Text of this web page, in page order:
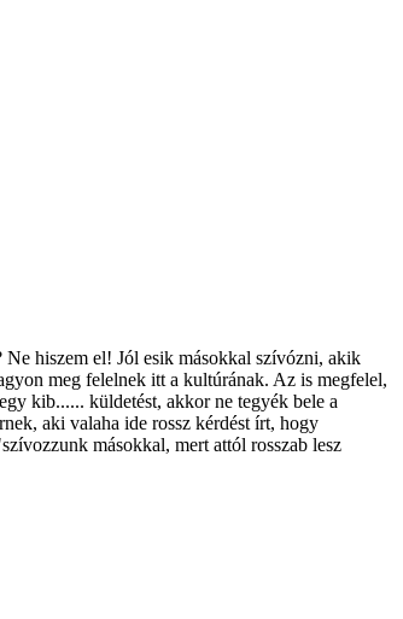
Ne hiszem el! Jól esik másokkal szívózni, akik
meg felelnek itt a kultúrának. Az is megfelel,
kib...... küldetést, akkor ne tegyék bele a
aki valaha ide rossz kérdést írt, hogy
másokkal, mert attól rosszab lesz